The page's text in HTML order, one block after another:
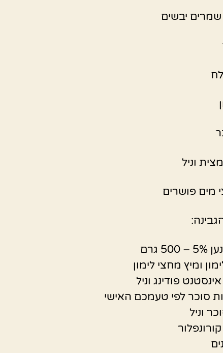
וניל
מים פושרים
גרם
ומיץ מחצי לימון
וניל